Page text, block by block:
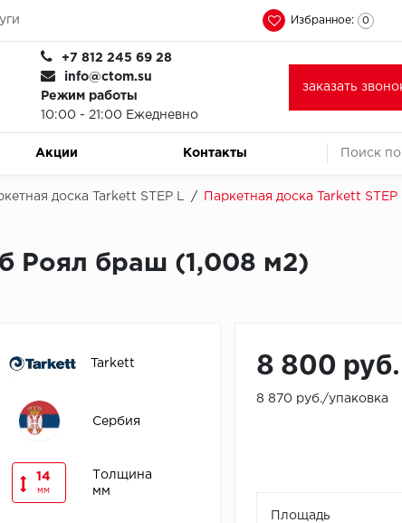
Избранное: 0
+7 812 245 69 28
info@ctom.su
Режим работы
10:00 - 21:00 Ежедневно
заказать
Акции Контакты
доска Tarkett STEP L / Паркетная доска Tarkett
Роял браш (1,008 м2)
Tarkett
Сербия
14
мм
Толщина
мм
8 800
8 870 руб./упаковка
Площадь